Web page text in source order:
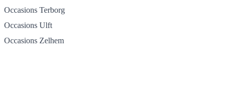
Occasions Terborg
Occasions Ulft
Occasions Zelhem